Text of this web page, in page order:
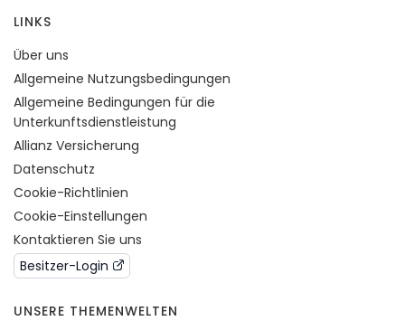
LINKS
Über uns
Allgemeine Nutzungsbedingungen
Allgemeine Bedingungen für die
Unterkunftsdienstleistung
Allianz Versicherung
Datenschutz
Cookie-Richtlinien
Cookie-Einstellungen
Kontaktieren Sie uns
Besitzer-Login
UNSERE THEMENWELTEN